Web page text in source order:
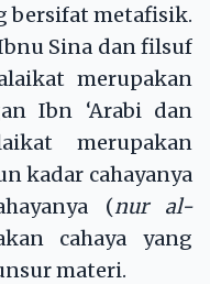
bersifat metafisik.
Sina dan filsuf
merupakan
Ibn ‘Arabi dan
merupakan
kadar cahayanya
(nur al-
cahaya yang
materi.